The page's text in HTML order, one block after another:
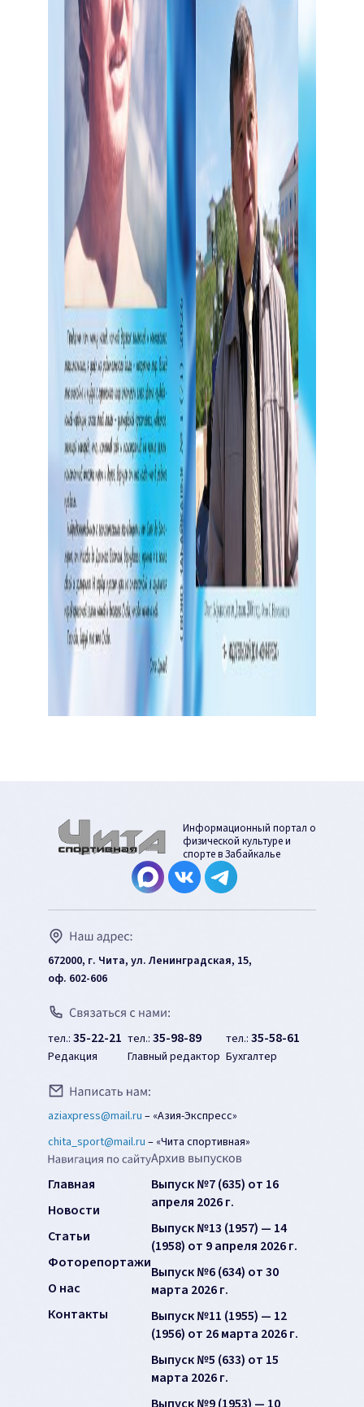
Информационный портал о
физической культуре и
спорте в Забайкалье
672000, г. Чита, ул. Ленинградская, 15,
оф. 602-606
тел.: 35-22-21
Редакция
тел.: 35-98-89
Главный редактор
тел.: 35-58-61
Бухгалтер
aziaxpress@mail.ru – «Азия-Экспресс»
chita_sport@mail.ru – «Чита спортивная»
Главная
Новости
Статьи
Фоторепортажи
О нас
Контакты
Выпуск №7 (635) от 16
апреля 2026 г.
Выпуск №13 (1957) — 14
(1958) от 9 апреля 2026 г.
Выпуск №6 (634) от 30
марта 2026 г.
Выпуск №11 (1955) — 12
(1956) от 26 марта 2026 г.
Выпуск №5 (633) от 15
марта 2026 г.